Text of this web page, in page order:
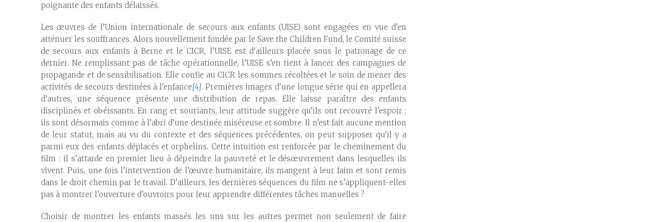
poignante des enfants délaissés.
Les œuvres de l’Union internationale de secours aux enfants (UISE) sont engagées en vue d’en
atténuer les souffrances. Alors nouvellement fondée par le Save the Children Fund, le Comité suisse
de secours aux enfants à Berne et le CICR, l’UISE est d’ailleurs placée sous le patronage de ce
dernier. Ne remplissant pas de tâche opérationnelle, l’UISE s’en tient à lancer des campagnes de
propagande et de sensibilisation. Elle confie au CICR les sommes récoltées et le soin de mener des
activités de secours destinées à l’enfance[4]. Premières images d’une longue série qui en appellera
d’autres, une séquence présente une distribution de repas. Elle laisse paraître des enfants
disciplinés et obéissants. En rang et souriants, leur attitude suggère qu’ils ont recouvré l’espoir ;
ils sont désormais comme à l’abri d’une destinée miséreuse et sombre. Il n’est fait aucune mention
de leur statut, mais au vu du contexte et des séquences précédentes, on peut supposer qu’il y a
parmi eux des enfants déplacés et orphelins. Cette intuition est renforcée par le cheminement du
film : il s’attarde en premier lieu à dépeindre la pauvreté et le désœuvrement dans lesquelles ils
vivent. Puis, une fois l’intervention de l’œuvre humanitaire, ils mangent à leur faim et sont remis
dans le droit chemin par le travail. D’ailleurs, les dernières séquences du film ne s’appliquent-elles
pas à montrer l’ouverture d’ouvroirs pour leur apprendre différentes tâches manuelles ?
Choisir de montrer les enfants massés les uns sur les autres permet non seulement de faire